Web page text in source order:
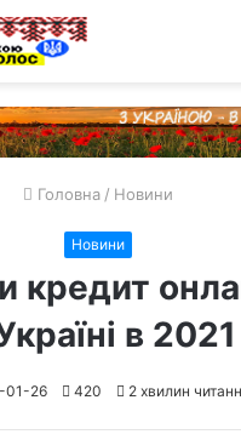
Головна / Новини
Новини
кредит
в
01-26 420 2 хвилин